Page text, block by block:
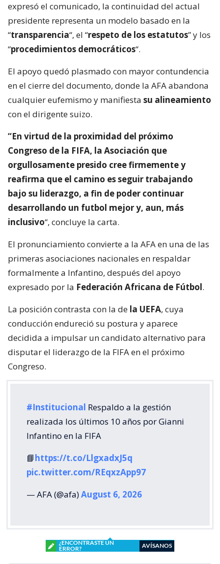
expresó el comunicado, la continuidad del actual
presidente representa un modelo basado en la
“transparencia“, el “respeto de los estatutos” y los
“procedimientos democráticos“.
El apoyo quedó plasmado con mayor contundencia
en el cierre del documento, donde la AFA abandona
cualquier eufemismo y manifiesta su alineamiento
con el dirigente suizo.
“En virtud de la proximidad del próximo
Congreso de la FIFA, la Asociación que
orgullosamente presido cree firmemente y
reafirma que el camino es seguir trabajando
bajo su liderazgo, a fin de poder continuar
desarrollando un futbol mejor y, aun, más
inclusivo“, concluye la carta.
El pronunciamiento convierte a la AFA en una de las
primeras asociaciones nacionales en respaldar
formalmente a Infantino, después del apoyo
expresado por la Federación Africana de Fútbol.
La posición contrasta con la de la UEFA, cuya
conducción endureció su postura y aparece
decidida a impulsar un candidato alternativo para
disputar el liderazgo de la FIFA en el próximo
Congreso.
#Institucional Respaldo a la gestión
realizada los últimos 10 años por Gianni
Infantino en la FIFA
📘https://t.co/LlgxadxJ5q
pic.twitter.com/REqxzApp97
— AFA (@afa)August 6, 2026
¿ENCONTRASTE UN
ERROR?
AVÍSANOS